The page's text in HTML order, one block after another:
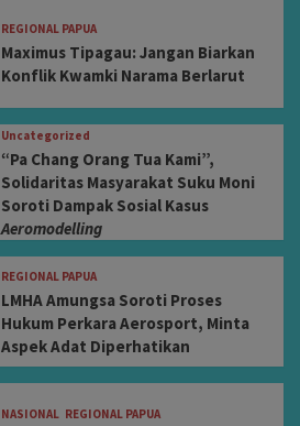
REGIONAL PAPUA
Maximus Tipagau: Jangan Biarkan
Konflik Kwamki Narama Berlarut
Uncategorized
“Pa Chang Orang Tua Kami”,
Solidaritas Masyarakat Suku Moni
Soroti Dampak Sosial Kasus
Aeromodelling
REGIONAL PAPUA
LMHA Amungsa Soroti Proses
Hukum Perkara Aerosport, Minta
Aspek Adat Diperhatikan
NASIONAL REGIONAL PAPUA